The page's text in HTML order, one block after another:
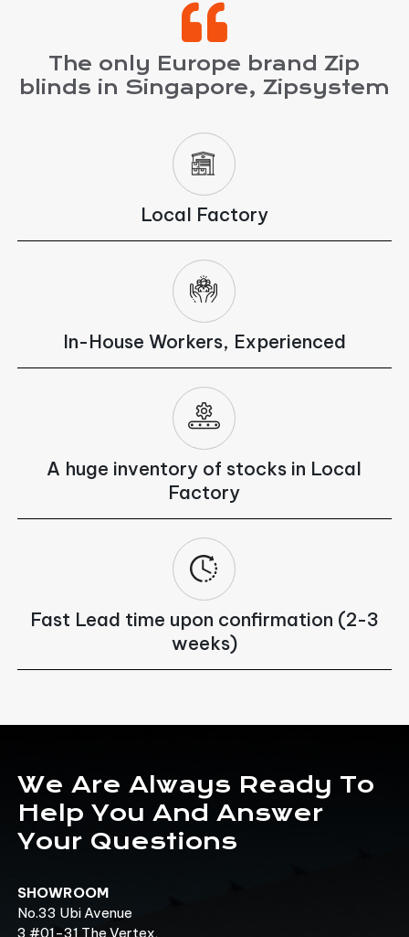
The only Europe brand Zip
blinds in Singapore, Zipsystem
Local Factory
In-House Workers, Experienced
A huge inventory of stocks in Local
Factory
Fast Lead time upon confirmation (2-3
weeks)
We Are Always Ready To
Help You And Answer
Your Questions
SHOWROOM
No.33 Ubi Avenue
3 #01-31 The Vertex,